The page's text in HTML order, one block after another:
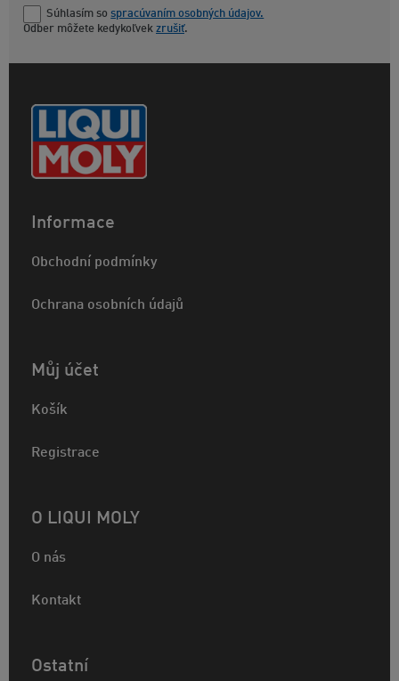
Súhlasím so spracúvaním osobných údajov.
Odber môžete kedykoľvek zrušiť.
Informace
Obchodní podmínky
Ochrana osobních údajů
Můj účet
Košík
Registrace
O LIQUI MOLY
O nás
Kontakt
Ostatní